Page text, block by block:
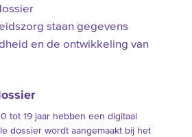
staan gegevens
en de ontwikkeling van
tot 19 jaar hebben een digitaal
dossier wordt aangemaakt bij het